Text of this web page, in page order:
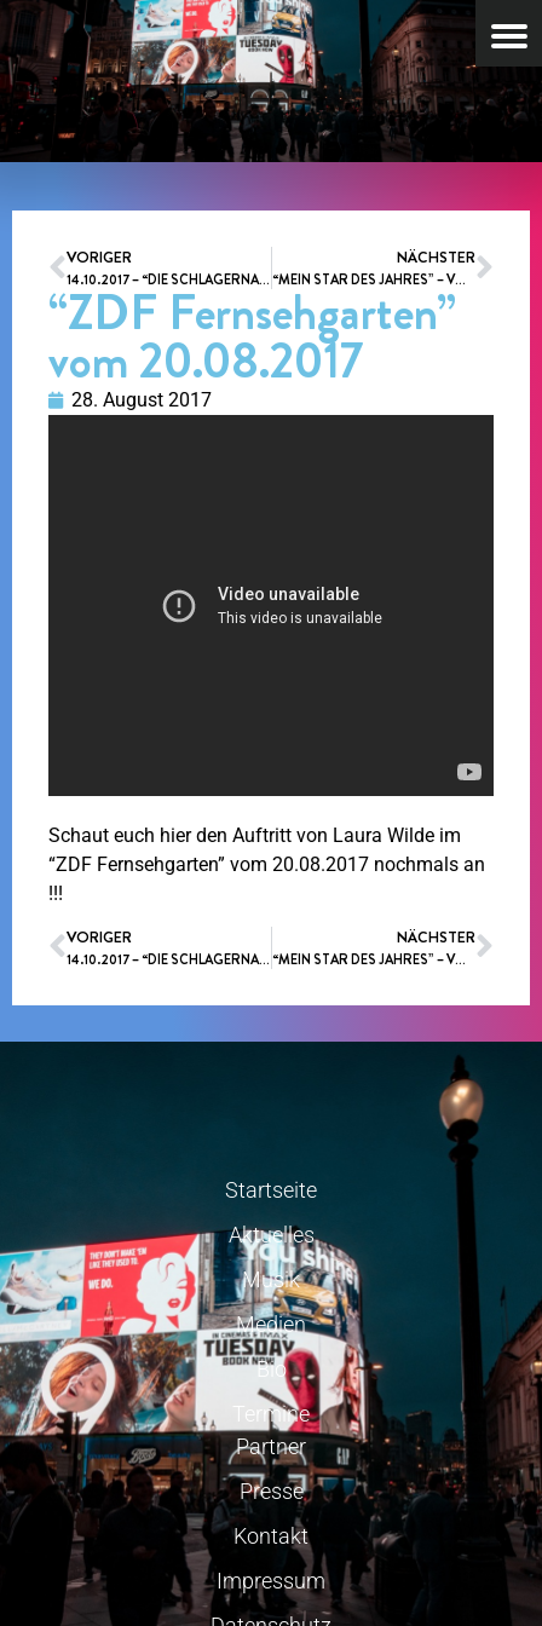
VORIGER
14.10.2017 – “DIE SCHLAGERNACHT DES JAHRES” STUTTGART
NÄCHSTER
“MEIN STAR DES JAHRES” – VOTING
“ZDF Fernsehgarten”
vom 20.08.2017
28. August 2017
Schaut euch hier den Auftritt von Laura Wilde im
“ZDF Fernsehgarten” vom 20.08.2017 nochmals an
!!!
VORIGER
14.10.2017 – “DIE SCHLAGERNACHT DES JAHRES” STUTTGART
NÄCHSTER
“MEIN STAR DES JAHRES” – VOTING
Startseite
Aktuelles
Musik
Medien
Bio
Termine
Partner
Presse
Kontakt
Impressum